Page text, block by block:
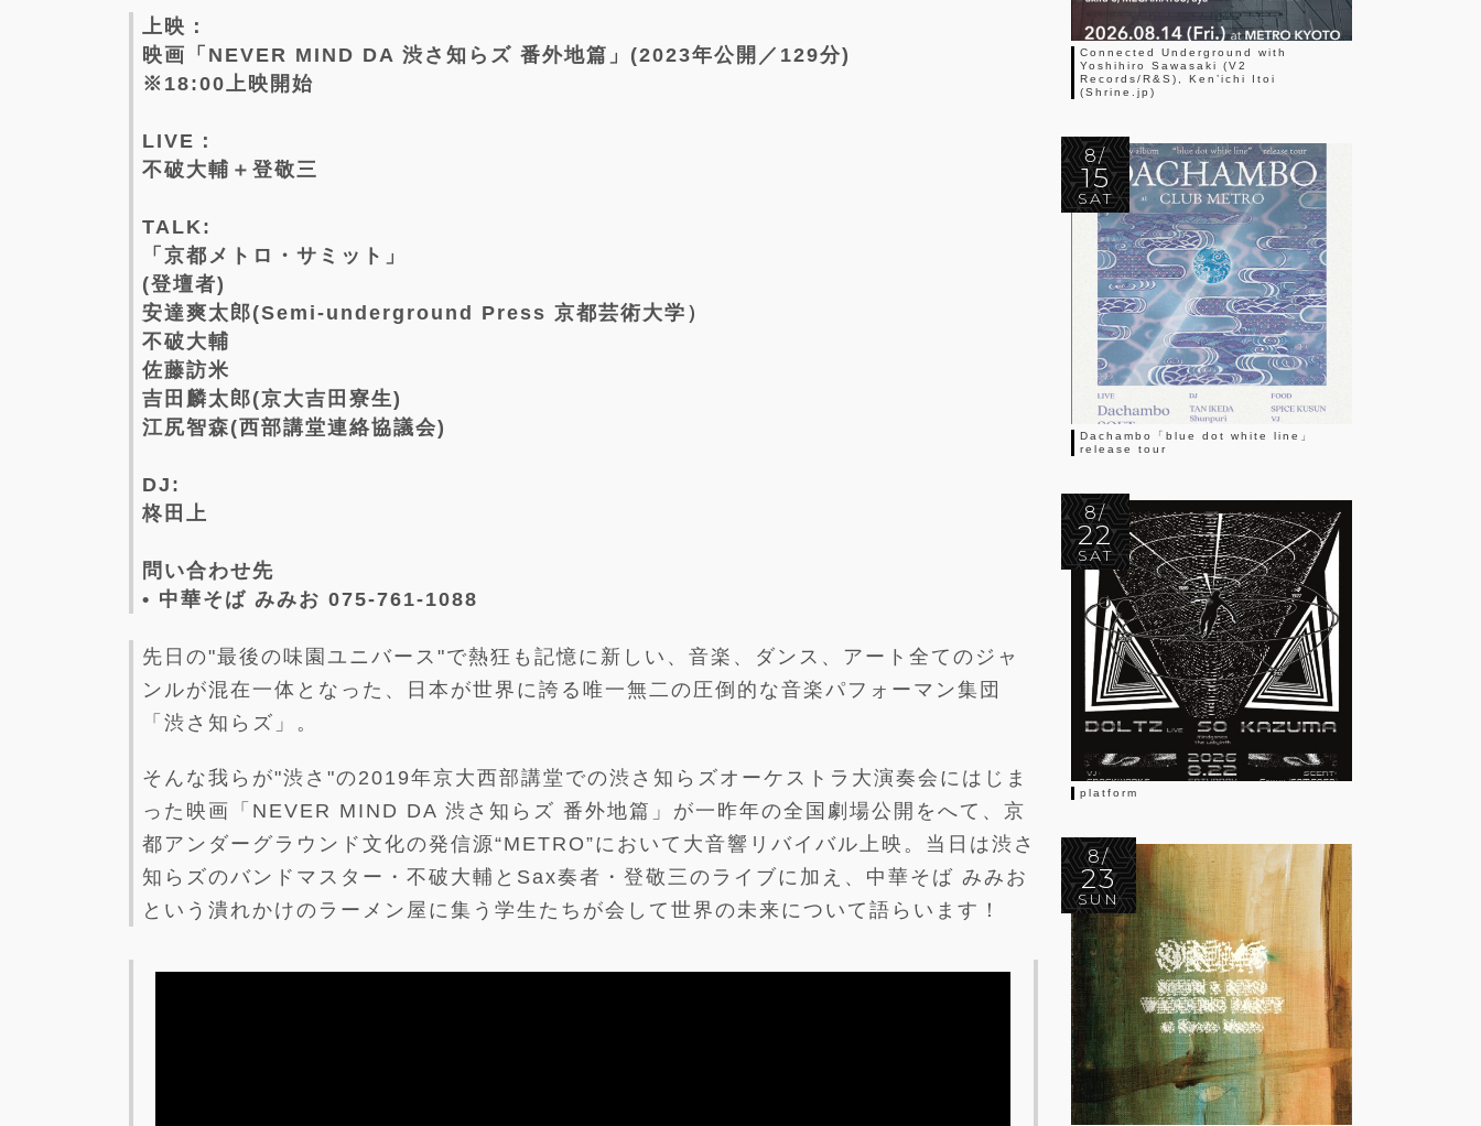
上映：
映画「NEVER MIND DA 渋さ知らズ 番外地篇」(2023年公開／129分)
※18:00上映開始
LIVE：
不破大輔＋登敬三
TALK:
「京都メトロ・サミット」
(登壇者)
安達爽太郎(Semi-underground Press 京都芸術大学）
不破大輔
佐藤訪米
吉田麟太郎(京大吉田寮生)
江尻智森(西部講堂連絡協議会)
DJ:
柊田上
問い合わせ先
• 中華そば みみお 075-761-1088
先日の"最後の味園ユニバース"で熱狂も記憶に新しい、音楽、ダンス、アート全てのジャ
ンルが混在一体となった、日本が世界に誇る唯一無二の圧倒的な音楽パフォーマン集団
「渋さ知らズ」。
そんな我らが"渋さ"の2019年京大西部講堂での渋さ知らズオーケストラ大演奏会にはじま
った映画「NEVER MIND DA 渋さ知らズ 番外地篇」が一昨年の全国劇場公開をへて、京
都アンダーグラウンド文化の発信源“METRO”において大音響リバイバル上映。当日は渋さ
知らズのバンドマスター・不破大輔とSax奏者・登敬三のライブに加え、中華そば みみお
という潰れかけのラーメン屋に集う学生たちが会して世界の未来について語らいます！
Connected Underground with
Yoshihiro Sawasaki (V2
Records/R&S), Ken’ichi Itoi
(Shrine.jp)
8/
15
SAT
Dachambo「blue dot white line」
release tour
8/
22
SAT
platform
8/
23
SUN